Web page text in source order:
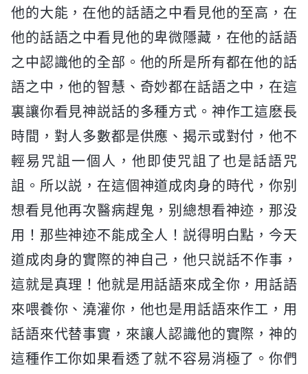
他的大能，在他的話語之中看見他的至高，在
他的話語之中看見他的卑微隱藏，在他的話語
之中認識他的全部。他的所是所有都在他的話
語之中，他的智慧、奇妙都在話語之中，在這
裏讓你看見神説話的多種方式。神作工這麽長
時間，對人多數都是供應、揭示或對付，他不
輕易咒詛一個人，他即使咒詛了也是話語咒
詛。所以説，在這個神道成肉身的時代，你别
想看見他再次醫病趕鬼，别總想看神迹，那没
用！那些神迹不能成全人！説得明白點，今天
道成肉身的實際的神自己，他只説話不作事，
這就是真理！他就是用話語來成全你，用話語
來喂養你、澆灌你，他也是用話語來作工，用
話語來代替事實，來讓人認識他的實際，神的
這種作工你如果看透了就不容易消極了。你們